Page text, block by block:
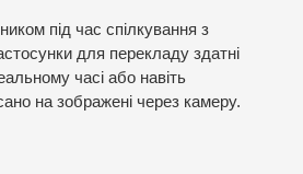
під час спілкування з
для перекладу здатні
часі або навіть
на зображені через камеру.